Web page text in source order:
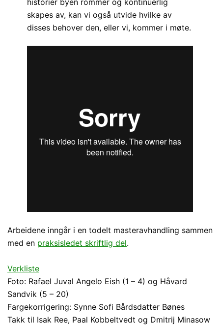
skapes av, kan vi også utvide hvilke av
disses behover den, eller vi, kommer i møte.
Arbeidene inngår i en todelt masteravhandling sammen
med en praksisledet skriftlig del.
Verkliste
Foto: Rafael Juval Angelo Eish (1 – 4) og Håvard
Sandvik (5 – 20)
Fargekorrigering: Synne Sofi Bårdsdatter Bønes
Takk til Isak Ree, Paal Kobbeltvedt og Dmitrij Minasow